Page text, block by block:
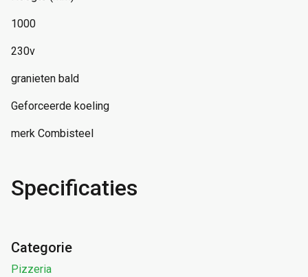
1000
230v
granieten bald
Geforceerde koeling
merk Combisteel
Specificaties
Categorie
Pizzeria